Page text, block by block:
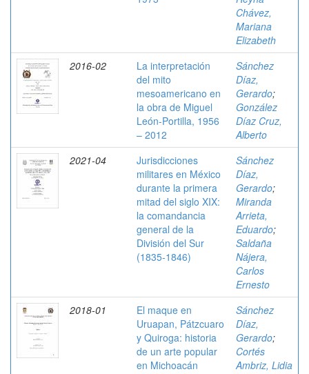
Chávez,
Mariana
Elizabeth
2016-02
La interpretación
del mito
mesoamericano en
la obra de Miguel
León-Portilla, 1956
– 2012
Sánchez
Díaz,
Gerardo;
González
Díaz Cruz,
Alberto
2021-04
Jurisdicciones
militares en México
durante la primera
mitad del siglo XIX:
la comandancia
general de la
División del Sur
(1835-1846)
Sánchez
Díaz,
Gerardo;
Miranda
Arrieta,
Eduardo;
Saldaña
Nájera,
Carlos
Ernesto
2018-01
El maque en
Uruapan, Pátzcuaro
y Quiroga: historia
de un arte popular
en Michoacán
Sánchez
Díaz,
Gerardo;
Cortés
Ambriz, Lidia